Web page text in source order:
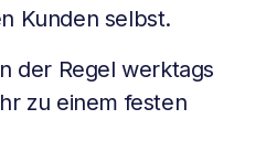
Kunden selbst.
der Regel werktags
zu einem festen